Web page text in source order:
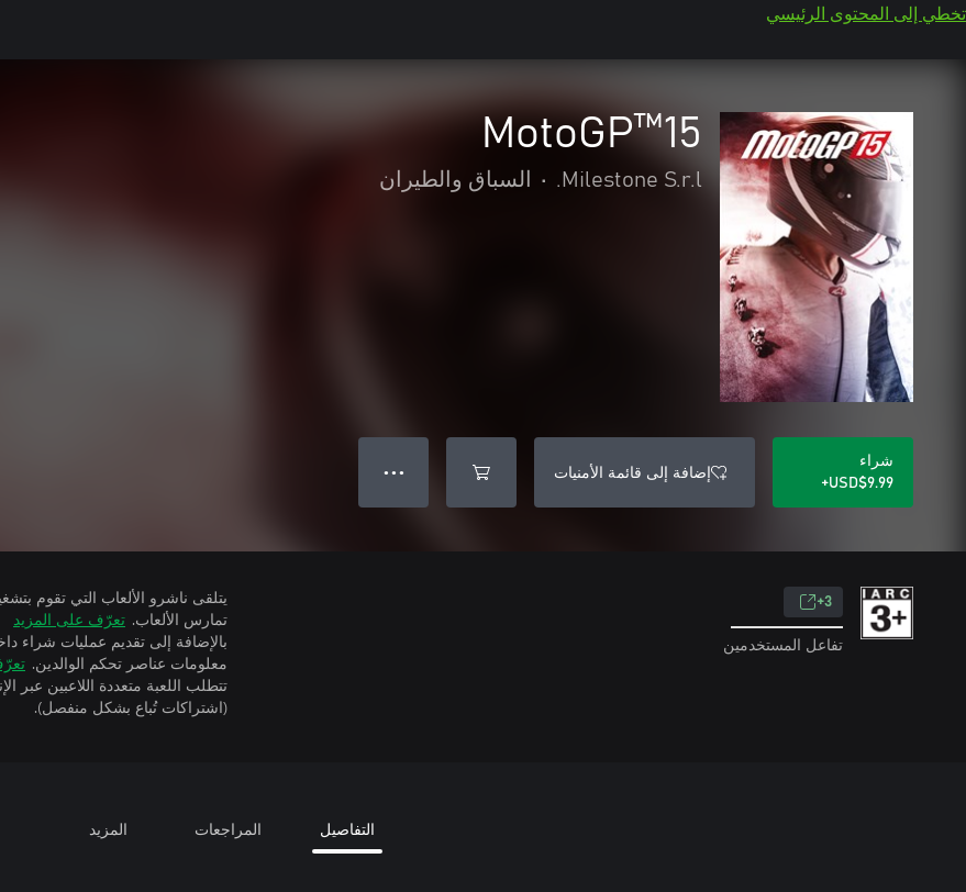
تخطي إلى المحتوى الرئيسي
MotoGP™15
Milestone S.r.l.
• السباق والطيران
شراء
USD$9.99+
إضافة إلى قائمة الأمنيات ● ● ●
3+
تفاعل المستخدمين
تمارس الألعاب. تعرّف على المزيد
بالإضافة إلى تقديم عمليات شراء
معلومات عناصر تحكم الوالدين.
(اشتراكات تُباع بشكل منفصل).
التفاصيل المراجعات المزيد